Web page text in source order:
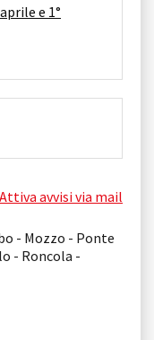
e 1°
Attiva avvisi via mail
- Mozzo - Ponte
- Roncola -